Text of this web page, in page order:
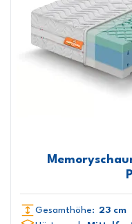
Gesamthöhe: 23 cm